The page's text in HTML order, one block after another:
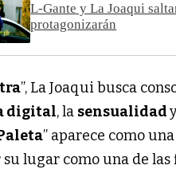
L-Gante y La Joaqui
protagonizarán
”, La Joaqui busca
digital, la sensualidad
” aparece como
lugar como una de